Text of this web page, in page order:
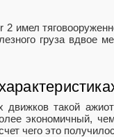
имел
груза вдвое
движков такой
экономичный,
чего это